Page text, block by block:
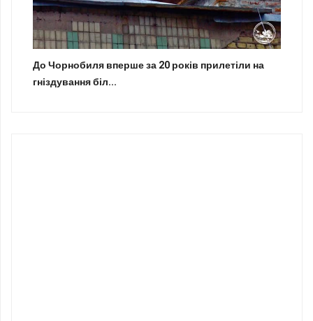
До Чорнобиля вперше за 20 років прилетіли на
гніздування біл...